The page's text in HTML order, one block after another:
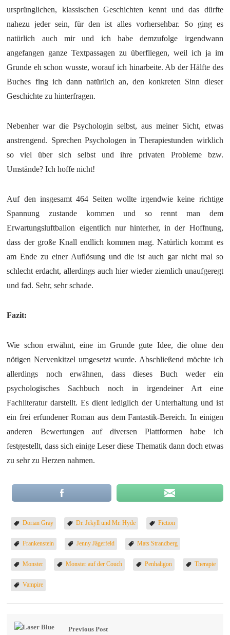
ursprünglichen, klassischen Geschichten kennt und das dürfte
nahezu jeder sein, für den ist alles vorhersehbar. So ging es
natürlich auch mir und ich habe demzufolge irgendwann
angefangen ganze Textpassagen zu überfliegen, weil ich ja im
Grunde eh schon wusste, worauf ich hinarbeite. Ab der Hälfte des
Buches fing ich dann natürlich an, den konkreten Sinn dieser
Geschichte zu hinterfragen.
Nebenher war die Psychologin selbst, aus meiner Sicht, etwas
anstrengend. Sprechen Psychologen in Therapiestunden wirklich
so viel über sich selbst und ihre privaten Probleme bzw.
Umstände? Ich hoffe nicht!
Auf den insgesamt 464 Seiten wollte irgendwie keine richtige
Spannung zustande kommen und so rennt man dem
Erwartungsluftballon eigentlich nur hinterher, in der Hoffnung,
dass der große Knall endlich kommen mag. Natürlich kommt es
am Ende zu einer Auflösung und die ist auch gar nicht mal so
schlecht erdacht, allerdings auch hier wieder ziemlich unaufgeregt
und fad. Sehr, sehr schade.
Fazit:
Wie schon erwähnt, eine im Grunde gute Idee, die ohne den
nötigen Nervenkitzel umgesetzt wurde. Abschließend möchte ich
allerdings noch erwähnen, dass dieses Buch weder ein
psychologisches Sachbuch noch in irgendeiner Art eine
Fachliteratur darstellt. Es dient lediglich der Unterhaltung und ist
ein frei erfundener Roman aus dem Fantastik-Bereich. In einigen
anderen Bewertungen auf diversen Plattformen habe ich
festgestellt, dass sich einige Leser diese Thematik dann doch etwas
zu sehr zu Herzen nahmen.
Dorian Gray Dr. Jekyll und Mr. Hyde Fiction
Frankenstein Jenny Jägerfeld Mats Strandberg
Monster Monster auf der Couch Penhaligon Therapie
Vampire
Previous Post